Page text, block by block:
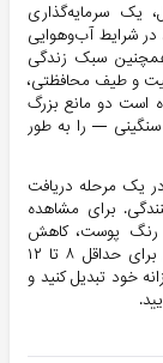
یک سرمایه‌گذاری
شرایط آب‌وهوایی
همچنین سبک زندگی
و طیف محافظتی،
است دو مانع بزرگ
— را به طور
یک مرحله دریافت
برای مشاهده
رنگ پوست، کاهش
التهاب و آکنه‌های خفیف، استفاده مداوم و صحیح آن برای حداقل ۸ تا ۱۲
خود تبدیل کنید و